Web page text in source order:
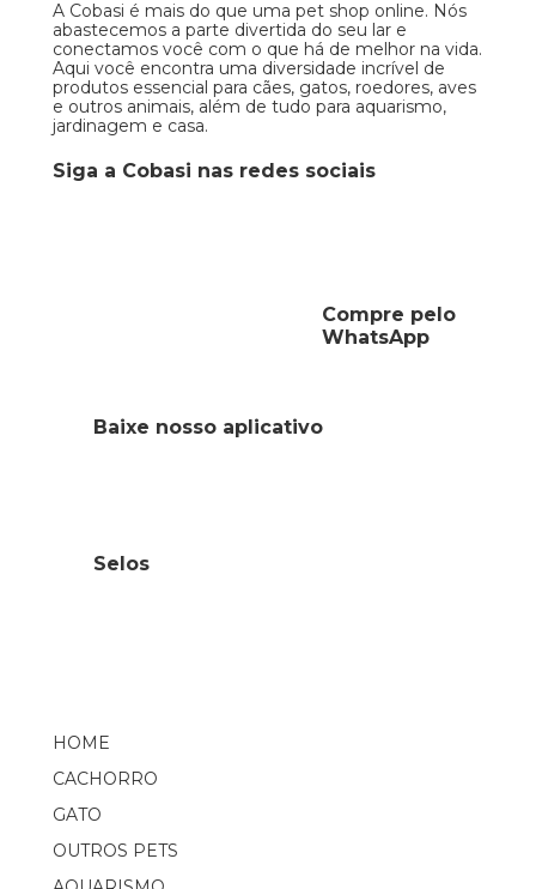
A Cobasi é mais do que uma pet shop online. Nós
abastecemos a parte divertida do seu lar e
conectamos você com o que há de melhor na vida.
Aqui você encontra uma diversidade incrível de
produtos essencial para cães, gatos, roedores, aves
e outros animais, além de tudo para aquarismo,
jardinagem e casa.
Siga a Cobasi nas redes sociais
Compre pelo
WhatsApp
HOME
CACHORRO
GATO
OUTROS PETS
Baixe nosso aplicativo
Selos